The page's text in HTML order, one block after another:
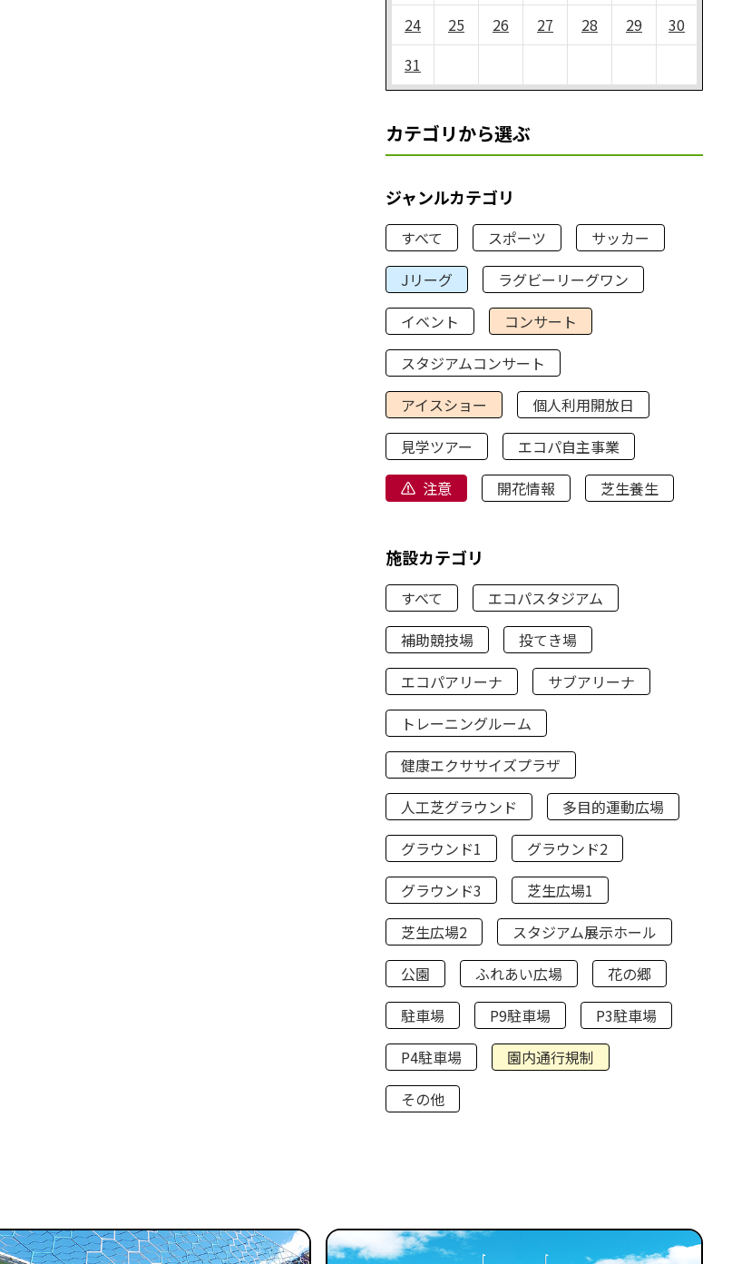
24
25 26 27 28 29
30
31
カテゴリから選ぶ
ジャンルカテゴリ
すべて スポーツ
サッカー
Jリーグ
ラグビーリーグワン
イベント
コンサート
スタジアムコンサート
アイスショー
個人利用開放日
見学ツアー
エコパ自主事業
注意
開花情報 芝生養生
施設カテゴリ
すべて
エコパスタジアム
補助競技場
投てき場
エコパアリーナ
サブアリーナ
トレーニングルーム
健康エクササイズプラザ
人工芝グラウンド
多目的運動広場
グラウンド1
グラウンド2
グラウンド3
芝生広場1
芝生広場2
スタジアム展示ホール
公園
ふれあい広場
花の郷
駐車場
P9駐車場
P3駐車場
P4駐車場
園内通行規制
その他